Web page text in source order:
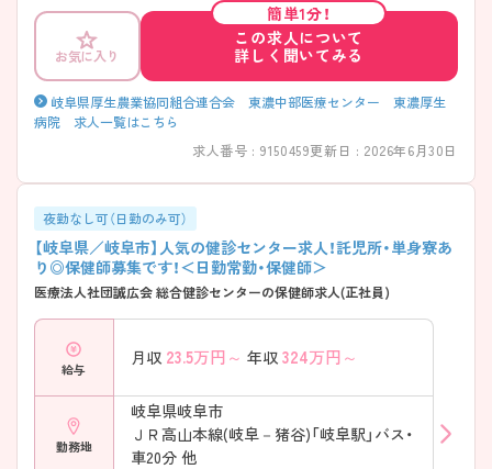
お気に入り
簡単1分！
この求人について
詳しく聞いてみる
岐阜県厚生農業協同組合連合会 東濃中部医療センター 東濃厚生
病院 求人一覧はこちら
求人番号 : 9150459更新日 : 2026年6月30日
夜勤なし可（日勤のみ可）
【岐阜県／岐阜市】人気の健診センター求人！託児所・単身寮あ
り◎保健師募集です！＜日勤常勤・保健師＞
医療法人社団誠広会 総合健診センターの保健師求人(正社員)
給与
月収 23.5万円～ 年収 324万円～
勤務地
岐阜県岐阜市
ＪＲ高山本線(岐阜－猪谷)「岐阜駅」バス・
車20分 他